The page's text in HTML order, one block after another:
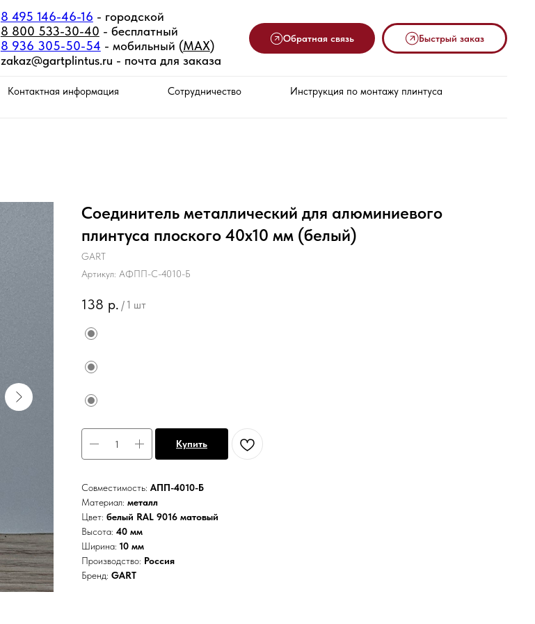
8 495 146-46-16 - городской
8 800 533-30-40 - бесплатный
8 936 305-50-54 - мобильный (MAX)
zakaz@gartplintus.ru - почта для заказа
Обратная связь Быстрый заказ
Контактная информация Сотрудничество
Инструкция по монтажу плинтуса
Соединитель металлический для алюминиевого
плинтуса плоского 40х10 мм (белый)
GART
Артикул: АФПП-С-4010-Б
138 р. / 1 шт
Купить
Совместимость: АПП-4010-Б
Материал: металл
Цвет: белый RAL 9016 матовый
Высота: 40 мм
Ширина: 10 мм
Производство: Россия
Бренд: GART